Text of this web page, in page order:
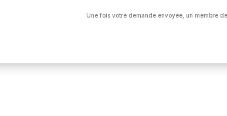
Une fois votre demande envoyée, un membre